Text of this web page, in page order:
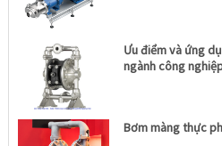
Ưu điểm và ứng
ngành công
Bơm màng thực